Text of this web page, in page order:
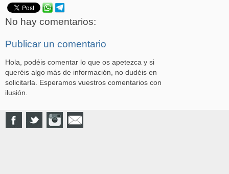
No hay comentarios:
Publicar un comentario
Hola, podéis comentar lo que os apetezca y si
queréis algo más de información, no dudéis en
solicitarla. Esperamos vuestros comentarios con
ilusión.